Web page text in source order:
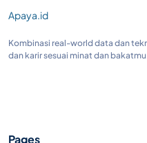
Apaya.id
Kombinasi real-world data dan
dan karir sesuai minat dan
Pages